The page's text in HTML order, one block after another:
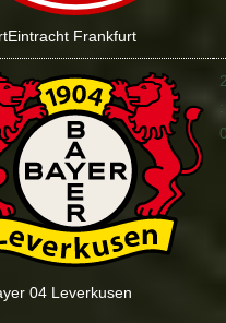
Eintracht Frankfurt
04 Leverkusen
: